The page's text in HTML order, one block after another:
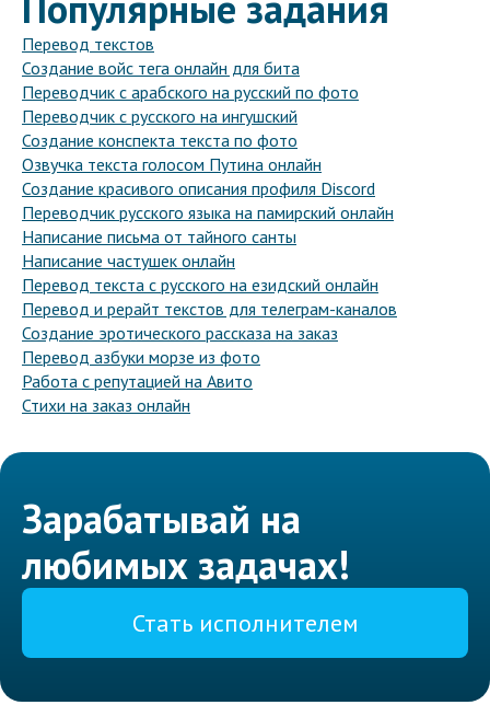
Перевод текстов
Создание войс тега онлайн для бита
Переводчик с арабского на русский по фото
Переводчик с русского на ингушский
Создание конспекта текста по фото
Озвучка текста голосом Путина онлайн
Создание красивого описания профиля Discord
Переводчик русского языка на памирский онлайн
Написание письма от тайного санты
Написание частушек онлайн
Перевод текста с русского на езидский онлайн
Перевод и рерайт текстов для телеграм-каналов
Создание эротического рассказа на заказ
Перевод азбуки морзе из фото
Работа с репутацией на Авито
Стихи на заказ онлайн
Зарабатывай на
любимых задачах!
Стать исполнителем